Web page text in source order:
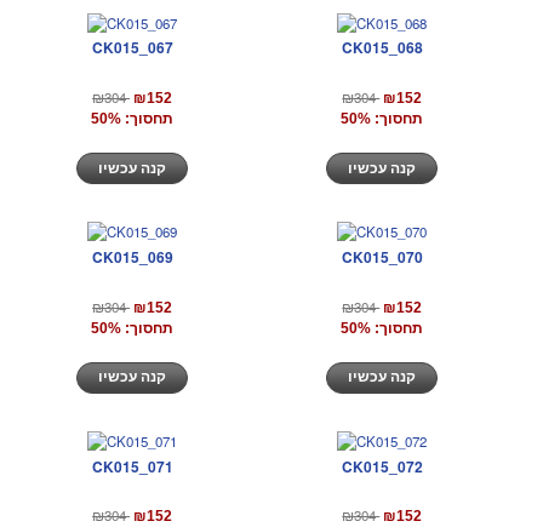
CK015_067
₪304 ₪152
תחסוך: 50%
CK015_068
₪304 ₪152
תחסוך: 50%
CK015_069
₪304 ₪152
תחסוך: 50%
CK015_070
₪304 ₪152
תחסוך: 50%
CK015_071
₪304 ₪152
CK015_072
₪304 ₪152